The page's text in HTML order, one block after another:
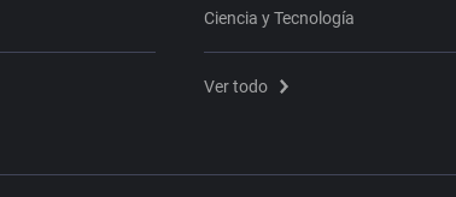
Ciencia y Tecnología
Ver todo